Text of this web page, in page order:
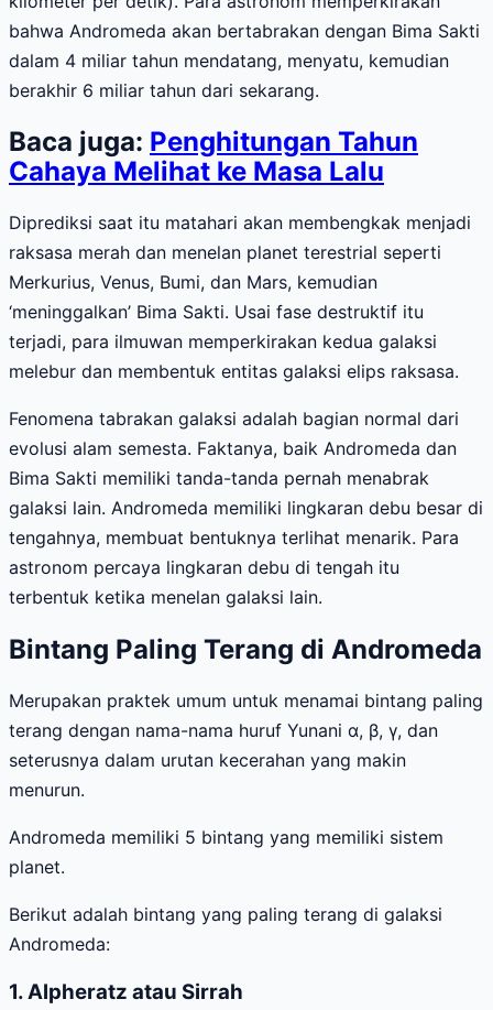
bahwa Andromeda akan bertabrakan dengan Bima Sakti
dalam 4 miliar tahun mendatang, menyatu, kemudian
berakhir 6 miliar tahun dari sekarang.
Baca juga: Penghitungan Tahun
Cahaya Melihat ke Masa Lalu
Diprediksi saat itu matahari akan membengkak menjadi
raksasa merah dan menelan planet terestrial seperti
Merkurius, Venus, Bumi, dan Mars, kemudian
‘meninggalkan’ Bima Sakti. Usai fase destruktif itu
terjadi, para ilmuwan memperkirakan kedua galaksi
melebur dan membentuk entitas galaksi elips raksasa.
Fenomena tabrakan galaksi adalah bagian normal dari
evolusi alam semesta. Faktanya, baik Andromeda dan
Bima Sakti memiliki tanda-tanda pernah menabrak
galaksi lain. Andromeda memiliki lingkaran debu besar di
tengahnya, membuat bentuknya terlihat menarik. Para
astronom percaya lingkaran debu di tengah itu
terbentuk ketika menelan galaksi lain.
Bintang Paling Terang di Andromeda
Merupakan praktek umum untuk menamai bintang paling
terang dengan nama-nama huruf Yunani α, β, γ, dan
seterusnya dalam urutan kecerahan yang makin
menurun.
Andromeda memiliki 5 bintang yang memiliki sistem
planet.
Berikut adalah bintang yang paling terang di galaksi
Andromeda:
1. Alpheratz atau Sirrah